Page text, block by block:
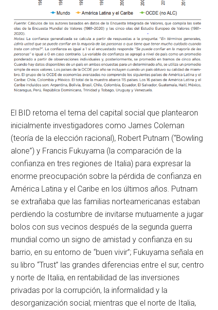
El BID retoma el tema del capital social que plantearon
inicialmente investigadores como James Coleman
(teoría de la elección racional), Robert Putnam (“Bowling
alone”) y Francis Fukuyama (la comparación de la
confianza en tres regiones de Italia) para expresar la
enorme preocupación sobre la pérdida de confianza en
América Latina y el Caribe en los últimos años. Putnam
se extrañaba que las familias norteamericanas estaban
perdiendo la costumbre de invitarse mutuamente a jugar
bolos con sus vecinos después de la segunda guerra
mundial como un signo de amistad y confianza en su
barrio, en su entorno de “buen vivir”; Fukuyama señala en
su libro “Trust” las grandes diferencias entre el sur, centro
y norte de Italia, en rentabilidad de las inversiones
privadas por la corrupción, la informalidad y la
desorganización social; mientras que el norte de Italia,